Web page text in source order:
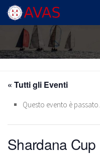
Salta al contenuto
« Tutti gli Eventi
Questo evento è passato.
Shardana Cup